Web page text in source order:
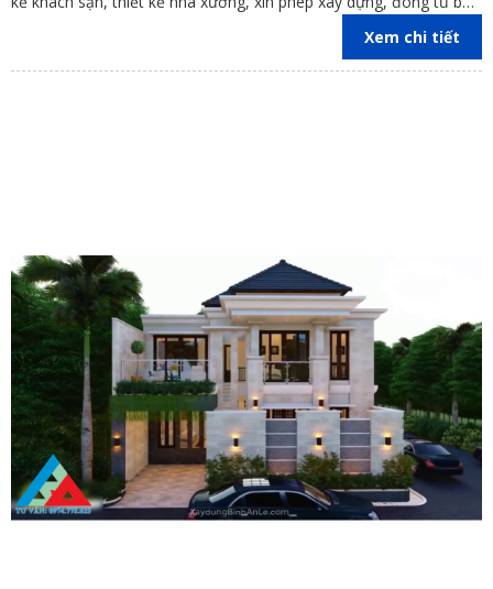
trên địa bàn các tỉnh Đồng Nai, Bình Dương, TP Hồ Chí Minh,
Xem chi tiết